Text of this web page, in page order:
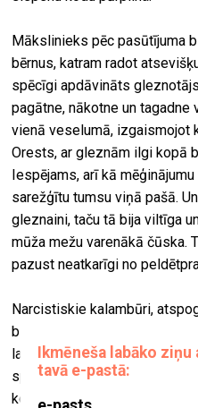
Mākslinieks pēc pasūtījuma
bērnus, katram radot
spēcīgi apdāvināts
pagātne, nākotne un
vienā veselumā, izgaismojot
Orests, ar gleznām ilgi kopā
Iespējams, arī kā
sarežģītu tumsu viņā pašā.
gleznaini, taču tā bija viltīga
mūža mežu varenākā čūska.
pazust neatkarīgi no
Narcistiskie kalambūri,
bija sapludinājuši apziņas un
laikabiedru radošās iztēles
spēkā un pat trakumā. Varētu
kopēja zoles partiju galda,